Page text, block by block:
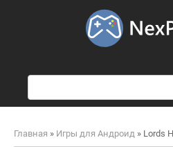
о
и
к
Главная » Игры для Андроид » Lords